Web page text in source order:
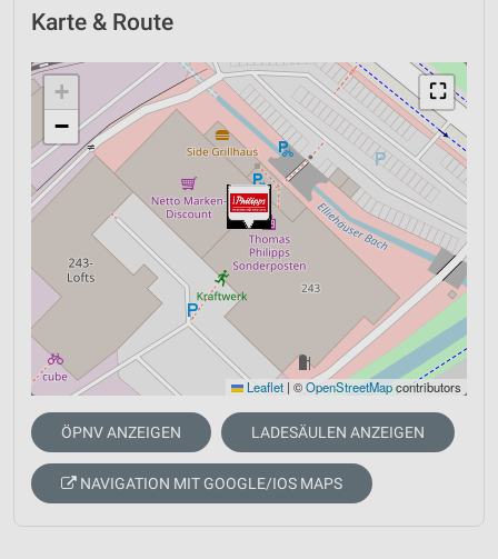
Karte & Route
⛶
+
−
Leaflet | ©OpenStreetMapcontributors
ÖPNV ANZEIGEN LADESÄULEN ANZEIGEN
NAVIGATION MIT GOOGLE/IOS MAPS